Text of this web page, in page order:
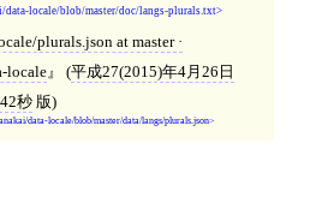
data-locale/blob/master/doc/langs-plurals.txt
plurals.json at master ·
locale
(平成27(2015)年4月26日
秒版)
data-locale/blob/master/data/langs/plurals.json